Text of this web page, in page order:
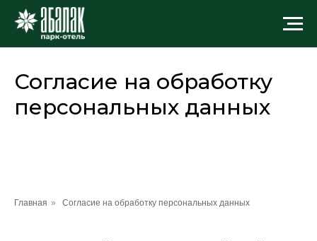
Согласие на обработку
персональных данных
Главная » Согласие на обработку персональных данных